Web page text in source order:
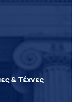
& Τέχνες